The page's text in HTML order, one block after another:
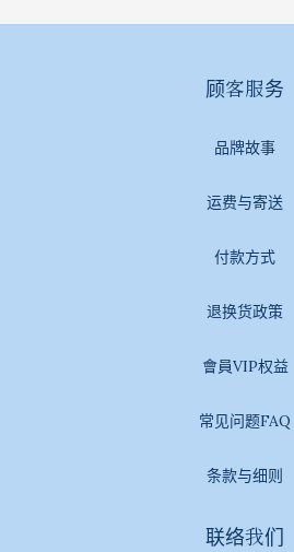
顾客服务
品牌故事
运费与寄送
付款方式
退换货政策
會員VIP权益
常见问题FAQ
条款与细则
联络我们